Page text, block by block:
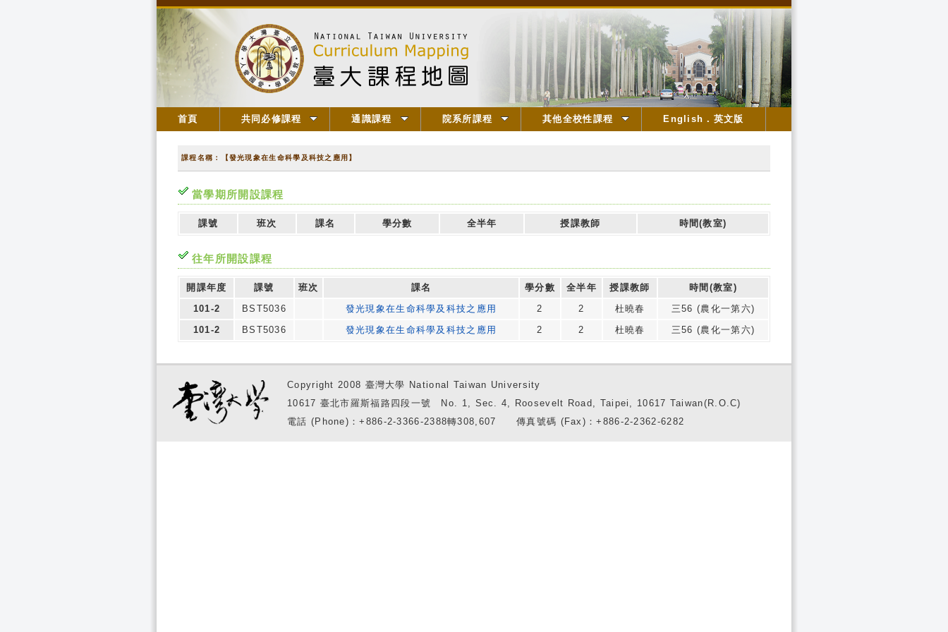
首頁 共同必修課程 通識課程 院系所課程 其他全校性課程 English．英文版
課程名稱：【發光現象在生命科學及科技之應用】
當學期所開設課程
課號 班次 課名 學分數 全半年 授課教師 時間(教室)
往年所開設課程
開課年度 課號 班次 課名 學分數 全半年 授課教師
時間(教室)
101-2
BST5036 發光現象在生命科學及科技之應用 2 2 杜曉春
三56 (農化一第六)
101-2
BST5036 發光現象在生命科學及科技之應用 2 2 杜曉春 三56 (農化一第六)
Copyright 2008 臺灣大學 National Taiwan University
10617 臺北市羅斯福路四段一號 No. 1, Sec. 4, Roosevelt Road, Taipei, 10617 Taiwan(R.O.C)
電話 (Phone)：+886-2-3366-2388轉308,607 傳真號碼 (Fax)：+886-2-2362-6282